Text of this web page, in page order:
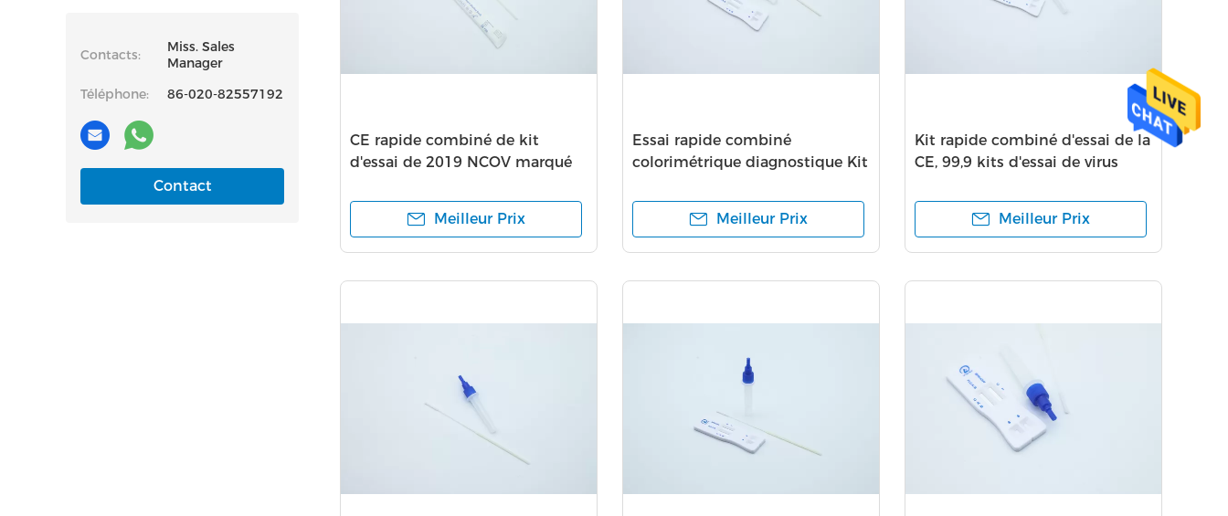
Contacts:
Miss. Sales
Manager
Téléphone:
86-020-82557192
Contact
CE rapide combiné de kit
d'essai de 2019 NCOV marqué
Meilleur Prix
Essai rapide combiné
colorimétrique diagnostique Kit
Meilleur Prix
Kit rapide combiné d'essai de la
CE, 99,9 kits d'essai de virus
Meilleur Prix